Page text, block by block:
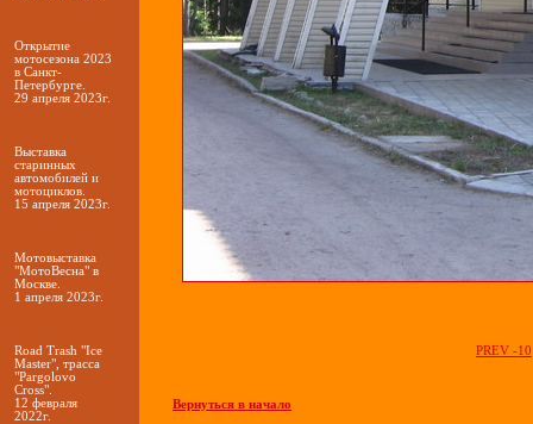
Открытие
мотосезона 2023
в Санкт-
Петербурге.
29 апреля 2023г.
Выставка
старинных
автомобилей и
мотоциклов.
15 апреля 2023г.
Мотовыставка
"МотоВесна" в
Москве.
1 апреля 2023г.
Road Trash "Ice
Master", трасса
"Pargolovo
Cross".
12 февраля
2022г.
PREV -10
Вернуться в начало